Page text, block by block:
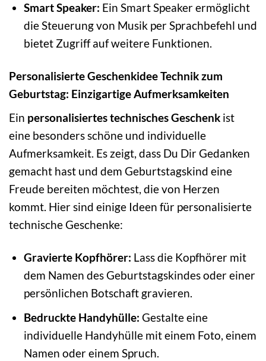
Smart Speaker: Ein Smart Speaker ermöglicht
die Steuerung von Musik per Sprachbefehl und
bietet Zugriff auf weitere Funktionen.
Personalisierte Geschenkidee Technik zum
Geburtstag: Einzigartige Aufmerksamkeiten
Ein personalisiertes technisches Geschenk ist
eine besonders schöne und individuelle
Aufmerksamkeit. Es zeigt, dass Du Dir Gedanken
gemacht hast und dem Geburtstagskind eine
Freude bereiten möchtest, die von Herzen
kommt. Hier sind einige Ideen für personalisierte
technische Geschenke:
Gravierte Kopfhörer: Lass die Kopfhörer mit
dem Namen des Geburtstagskindes oder einer
persönlichen Botschaft gravieren.
Bedruckte Handyhülle: Gestalte eine
individuelle Handyhülle mit einem Foto, einem
Namen oder einem Spruch.